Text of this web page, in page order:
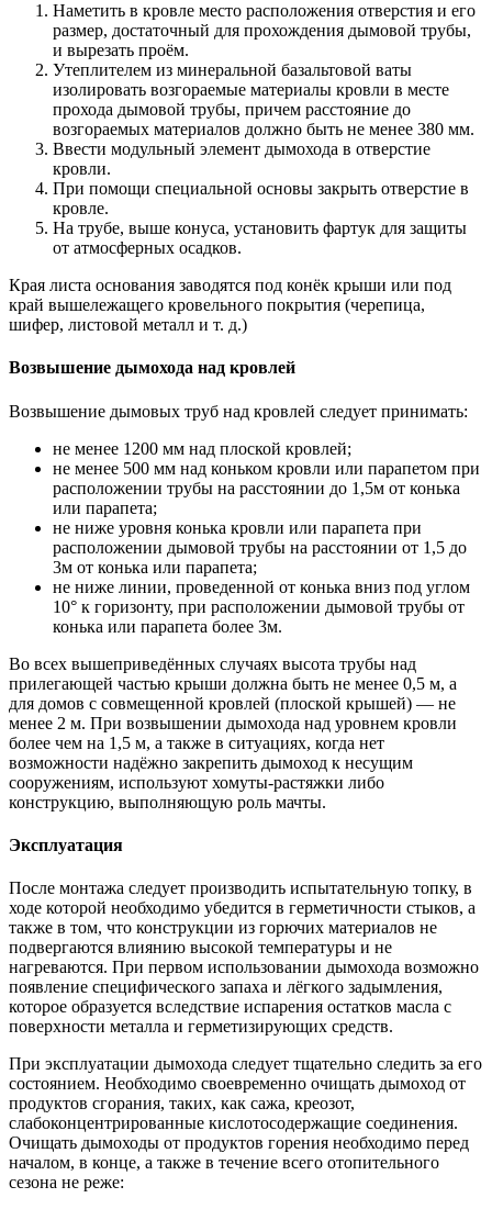
Наметить в кровле место расположения отверстия и его
размер, достаточный для прохождения дымовой трубы,
и вырезать проём.
Утеплителем из минеральной базальтовой ваты
изолировать возгораемые материалы кровли в месте
прохода дымовой трубы, причем расстояние до
возгораемых материалов должно быть не менее 380 мм.
Ввести модульный элемент дымохода в отверстие
кровли.
При помощи специальной основы закрыть отверстие в
кровле.
На трубе, выше конуса, установить фартук для защиты
от атмосферных осадков.
Края листа основания заводятся под конёк крыши или под
край вышележащего кровельного покрытия (черепица,
шифер, листовой металл и т. д.)
Возвышение дымохода над кровлей
Возвышение дымовых труб над кровлей следует принимать:
не менее 1200 мм над плоской кровлей;
не менее 500 мм над коньком кровли или парапетом при
расположении трубы на расстоянии до 1,5м от конька
или парапета;
не ниже уровня конька кровли или парапета при
расположении дымовой трубы на расстоянии от 1,5 до
3м от конька или парапета;
не ниже линии, проведенной от конька вниз под углом
10° к горизонту, при расположении дымовой трубы от
конька или парапета более 3м.
Во всех вышеприведённых случаях высота трубы над
прилегающей частью крыши должна быть не менее 0,5 м, а
для домов с совмещенной кровлей (плоской крышей) — не
менее 2 м. При возвышении дымохода над уровнем кровли
более чем на 1,5 м, а также в ситуациях, когда нет
возможности надёжно закрепить дымоход к несущим
сооружениям, используют хомуты-растяжки либо
конструкцию, выполняющую роль мачты.
Эксплуатация
После монтажа следует производить испытательную топку, в
ходе которой необходимо убедится в герметичности стыков, а
также в том, что конструкции из горючих материалов не
подвергаются влиянию высокой температуры и не
нагреваются. При первом использовании дымохода возможно
появление специфического запаха и лёгкого задымления,
которое образуется вследствие испарения остатков масла с
поверхности металла и герметизирующих средств.
При эксплуатации дымохода следует тщательно следить за его
состоянием. Необходимо своевременно очищать дымоход от
продуктов сгорания, таких, как сажа, креозот,
слабоконцентрированные кислотосодержащие соединения.
Очищать дымоходы от продуктов горения необходимо перед
началом, в конце, а также в течение всего отопительного
сезона не реже: